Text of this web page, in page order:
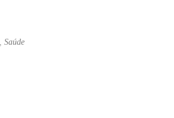
, Saúde